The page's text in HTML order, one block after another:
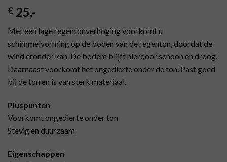
€ 25,-
Met een lage regentonverhoging voorkomt u
schimmelvorming op de boden van de regenton, doordat de
wind eronder kan. De bodem blijft hierdoor schoon en droog.
Daarnaast voorkomt het ongedierte onder de ton. Past goed
bij de ton en is van sterk materiaal.
Pluspunten
Voorkomt ongedierte onder ton
Stevig en duurzaam
Eigenschappen